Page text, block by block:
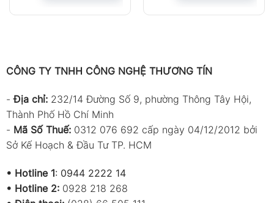
CÔNG TY TNHH CÔNG NGHỆ THƯƠNG TÍN
-Địa chỉ: 232/14 Đường Số 9, phường Thông Tây Hội,
Thành Phố Hồ Chí Minh
- Mã Số Thuế: 0312 076 692 cấp ngày 04/12/2012 bởi
Sở Kế Hoạch & Đầu Tư TP. HCM
• Hotline 1: 0944 2222 14
• Hotline 2: 0928 218 268